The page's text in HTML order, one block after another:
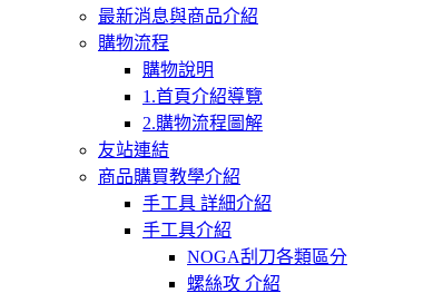
最新消息與商品介紹
購物流程
購物說明
1.首頁介紹導覽
2.購物流程圖解
友站連結
商品購買教學介紹
手工具 詳細介紹
手工具介紹
NOGA刮刀各類區分
螺絲攻 介紹